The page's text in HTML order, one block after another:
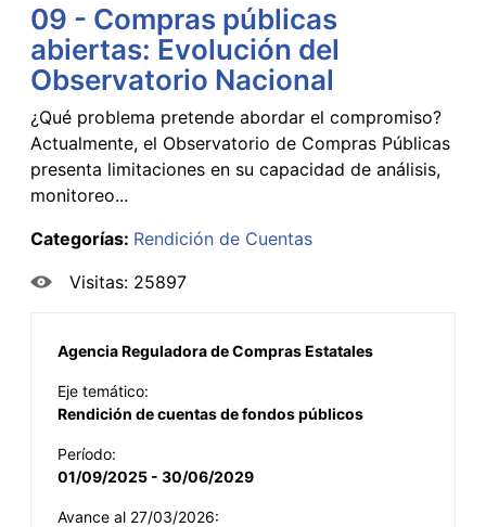
09 - Compras públicas
abiertas: Evolución del
Observatorio Nacional
¿Qué problema pretende abordar el compromiso?
Actualmente, el Observatorio de Compras Públicas
presenta limitaciones en su capacidad de análisis,
monitoreo...
Categorías: Rendición de Cuentas
Visitas: 25897
Agencia Reguladora de Compras Estatales
Eje temático:
Rendición de cuentas de fondos públicos
Período:
01/09/2025 - 30/06/2029
Avance al 27/03/2026: